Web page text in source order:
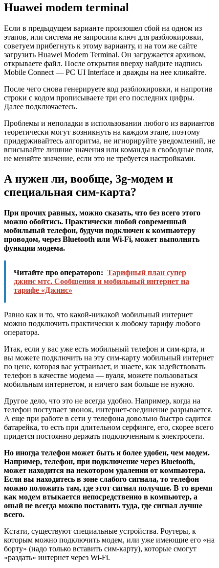
Huawei modem terminal
Если в предыдущем варианте произошел сбой на одном из
этапов, или система не запросила ключ для разблокировки,
советуем прибегнуть к этому варианту, и на том же сайте
загрузить Huawei Modem Terminal. Он загружается архивом,
открываете файл. После открытия вверху найдите надпись
Mobile Connect — PC UI Interface и дважды на нее кликайте.
После чего снова генерируете код разблокировки, и напротив
строки с кодом прописываете три его последних цифры.
Далее подключаетесь.
Проблемы и неполадки в использовании любого из вариантов
теоретически могут возникнуть на каждом этапе, поэтому
придерживайтесь алгоритма, не игнорируйте уведомлений, не
вписывайте лишние значения или команды в свободные поля,
не меняйте значение, если это не требуется настройками.
А нужен ли, вообще, 3g-модем и
специальная сим-карта?
При прочих равных, можно сказать, что без всего этого
можно обойтись. Практически любой современный
мобильный телефон, будучи подключен к компьютеру
проводом, через Bluetooth или Wi-Fi, может выполнять
функции модема.
Читайте про операторов: Тарифный план супер
джинс мтс. Сообщения и мобильный интернет на
тарифе «Джинс»
Равно как и то, что какой-никакой мобильный интернет
можно подключить практически к любому тарифу любого
оператора.
Итак, если у вас уже есть мобильный телефон и сим-крта, и
вы можете подключить на эту сим-карту мобильный интернет
по цене, которая вас устраивает, и знаете, как задействовать
телефон в качестве модема — вуаля, можете пользоваться
мобильным интернетом, и ничего вам больше не нужно.
Другое дело, что это не всегда удобно. Например, когда на
телефон поступает звонок, интернет-соединение разрывается.
А еще при работе в сети у телефона довольно быстро садится
батарейка, то есть при длительном серфинге, его, скорее всего
придется постоянно держать подключенным к электросети.
Но иногда телефон может быть и более удобен, чем модем.
Например, телефон, при подключение через Bluetooth,
может находится на некотором удалении от компьютера.
Если вы находитесь в зоне слабого сигнала, то телефон
можно положить там, где этот сигнал получше. В то время
как модем втыкается непосредственно в компьютер, а
оный не всегда можно поставить туда, где сигнал лучше
всего.
Кстати, существуют специальные устройства. Роутеры, к
которым можно подключить модем, или уже имеющие его «на
борту» (надо только вставить сим-карту), которые смогут
«раздать» интернет через Wi-Fi.